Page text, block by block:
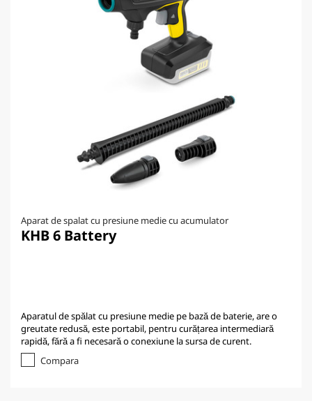
Aparat de spalat cu presiune medie cu acumulator
KHB 6 Battery
Aparatul de spălat cu presiune medie pe bază de baterie, are o
greutate redusă, este portabil, pentru curățarea intermediară
rapidă, fără a fi necesară o conexiune la sursa de curent.
Compara